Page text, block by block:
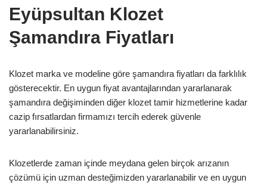
Eyüpsultan Klozet
Şamandıra Fiyatları
Klozet marka ve modeline göre şamandıra fiyatları da farklılık
gösterecektir. En uygun fiyat avantajlarından yararlanarak
şamandıra değişiminden diğer klozet tamir hizmetlerine kadar
cazip fırsatlardan firmamızı tercih ederek güvenle
yararlanabilirsiniz.
Klozetlerde zaman içinde meydana gelen birçok arızanın
çözümü için uzman desteğimizden yararlanabilir ve en uygun